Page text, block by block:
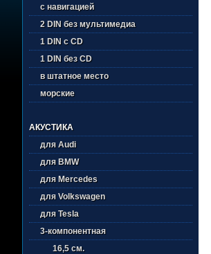
с навигацией
2 DIN без мультимедиа
1 DIN с CD
1 DIN без CD
в штатное место
морские
АКУСТИКА
для Audi
для BMW
для Mercedes
для Volkswagen
для Tesla
3-компонентная
16,5 см.